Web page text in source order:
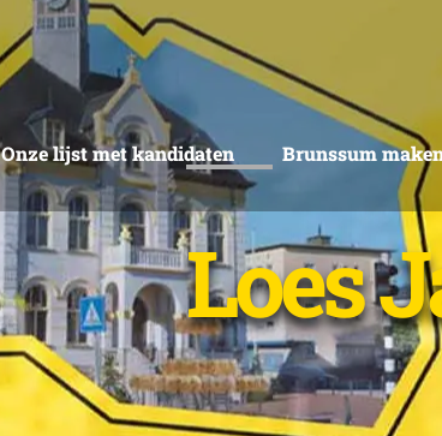
Onze lijst met kandidaten Brunssum
Loes